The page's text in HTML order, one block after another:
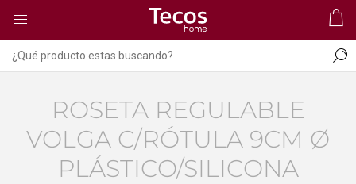
ROSETA REGULABLE
VOLGA C/RÓTULA 9CM Ø
PLÁSTICO/SILICONA